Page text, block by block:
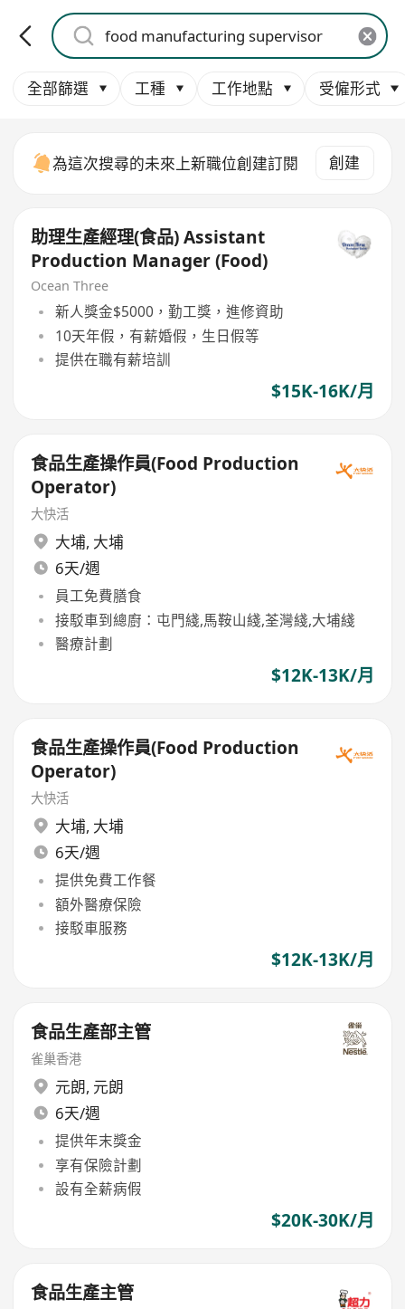
全部篩選 工種 工作地點 受僱形式
為這次搜尋的未來上新職位創建訂閱 創建
助理生產經理(食品) Assistant
Production Manager (Food)
Ocean Three
新人獎金$5000，勤工獎，進修資助
10天年假，有薪婚假，生日假等
提供在職有薪培訓
$15K-16K/月
食品生產操作員(Food Production
Operator)
大快活
大埔, 大埔
6天/週
員工免費膳食
接駁車到總廚：屯門綫,馬鞍山綫,荃灣綫,大埔綫
醫療計劃
$12K-13K/月
食品生產操作員(Food Production
Operator)
大快活
大埔, 大埔
6天/週
提供免費工作餐
額外醫療保險
接駁車服務
$12K-13K/月
食品生產部主管
雀巢香港
元朗, 元朗
6天/週
提供年末獎金
享有保險計劃
設有全薪病假
$20K-30K/月
食品生產主管